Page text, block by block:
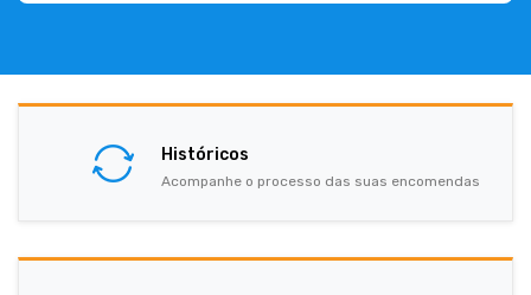
Históricos
Acompanhe o processo das suas encomendas